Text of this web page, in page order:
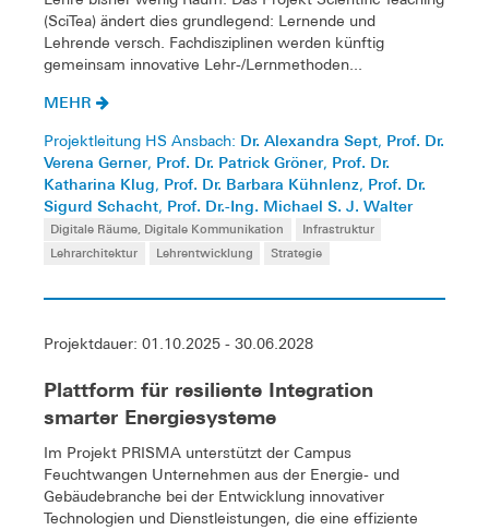
(SciTea) ändert dies grundlegend: Lernende und
Lehrende versch. Fachdisziplinen werden künftig
gemeinsam innovative Lehr-/Lernmethoden...
MEHR
Projektleitung HS Ansbach: Dr. Alexandra Sept, Prof. Dr.
Verena Gerner, Prof. Dr. Patrick Gröner, Prof. Dr.
Katharina Klug, Prof. Dr. Barbara Kühnlenz, Prof. Dr.
Sigurd Schacht, Prof. Dr.-Ing. Michael S. J. Walter
Digitale Räume, Digitale Kommunikation
Infrastruktur
Lehrarchitektur
Lehrentwicklung Strategie
Projektdauer: 01.10.2025 - 30.06.2028
Plattform für resiliente Integration
smarter Energiesysteme
Im Projekt PRISMA unterstützt der Campus
Feuchtwangen Unternehmen aus der Energie- und
Gebäudebranche bei der Entwicklung innovativer
Technologien und Dienstleistungen, die eine effiziente